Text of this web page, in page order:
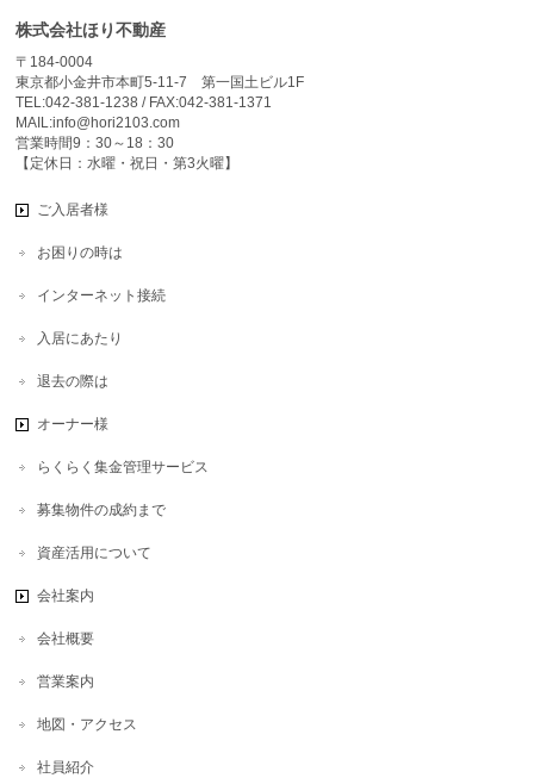
株式会社ほり不動産
〒184-0004
東京都小金井市本町5-11-7 第一国土ビル1F
TEL:042-381-1238 / FAX:042-381-1371
MAIL:info@hori2103.com
営業時間9：30～18：30
【定休日：水曜・祝日・第3火曜】
ご入居者様
お困りの時は
インターネット接続
入居にあたり
退去の際は
オーナー様
らくらく集金管理サービス
募集物件の成約まで
資産活用について
会社案内
会社概要
営業案内
地図・アクセス
社員紹介